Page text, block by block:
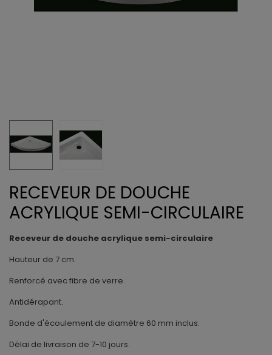
RECEVEUR DE DOUCHE
ACRYLIQUE SEMI-CIRCULAIRE
Receveur de douche acrylique semi-circulaire
Hauteur de 7 cm.
Renforcé avec fibre de verre.
Antidérapant.
Bonde d'écoulement de diamètre 60 mm inclus.
Délai de livraison de 7-10 jours.